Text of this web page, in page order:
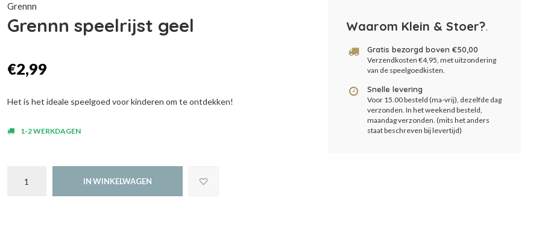
Grennn
Grennn speelrijst geel
€2,99
Het is het ideale speelgoed voor kinderen om te ontdekken!
1-2 WERKDAGEN
IN WINKELWAGEN
Waarom Klein & Stoer?.
Gratis bezorgd boven €50,00
Verzendkosten €4,95, met uitzondering
van de speelgoedkisten.
Snelle levering
Voor 15.00 besteld (ma-vrij), dezelfde dag
verzonden. In het weekend besteld,
maandag verzonden. (mits het anders
staat beschreven bij levertijd)